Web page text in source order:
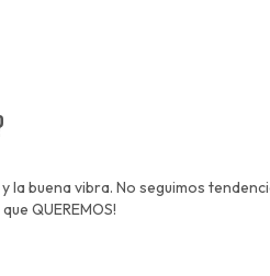
la buena vibra. No seguimos
QUEREMOS!